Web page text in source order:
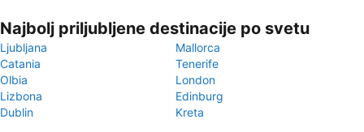
Najbolj priljubljene destinacije po svetu
Ljubljana
Mallorca
Catania
Tenerife
Olbia
London
Lizbona
Edinburg
Dublin
Kreta